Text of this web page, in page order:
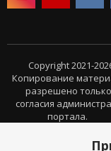
Copyright 2021-
Копирование
разрешено
согласия
портала.